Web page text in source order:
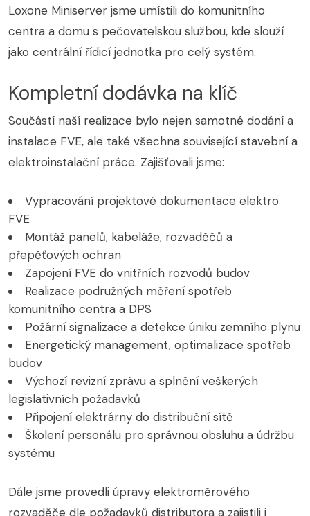
Loxone Miniserver jsme umístili do komunitního
centra a domu s pečovatelskou službou, kde slouží
jako centrální řídicí jednotka pro celý systém.
Kompletní dodávka na klíč
Součástí naší realizace bylo nejen samotné dodání a
instalace FVE, ale také všechna související stavební a
elektroinstalační práce. Zajišťovali jsme:
Vypracování projektové dokumentace elektro
FVE
Montáž panelů, kabeláže, rozvaděčů a
přepěťových ochran
Zapojení FVE do vnitřních rozvodů budov
Realizace podružných měření spotřeb
komunitního centra a DPS
Požární signalizace a detekce úniku zemního plynu
Energetický management, optimalizace spotřeb
budov
Výchozí revizní zprávu a splnění veškerých
legislativních požadavků
Připojení elektrárny do distribuční sítě
Školení personálu pro správnou obsluhu a údržbu
systému
Dále jsme provedli úpravy elektroměrového
rozvaděče dle požadavků distributora a zajistili i